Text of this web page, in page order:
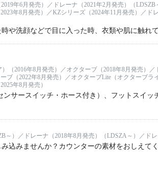
年6月発売）／ドレーナ（2021年2月発売）（
年8月発売）／KZシリーズ（2024年11月発売）／ド
や洗顔などで目に入った時、衣類や肌に触れ
（2016年8月発売）／オクターブ（2018年8月発売）
ブ（2022年8月発売）／オクターブLite（オクターブ
年8月発売）
サースイッチ・ホース付き）、フットスイ
～）／ドレーナ（2018年8月発売）（LDSZA～）／ド
込みませんか？カウンターの素材をおしえてく